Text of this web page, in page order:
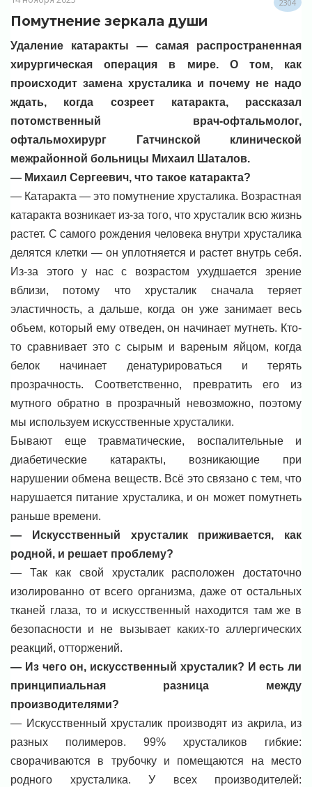
2304
Помутнение зеркала души
Удаление катаракты — самая распространенная
хирургическая операция в мире. О том, как
происходит замена хрусталика и почему не надо
ждать, когда созреет катаракта, рассказал
потомственный врач-офтальмолог,
офтальмохирург Гатчинской клинической
межрайонной больницы Михаил Шаталов.
— Михаил Сергеевич, что такое катаракта?
— Катаракта — это помутнение хрусталика. Возрастная
катаракта возникает из-за того, что хрусталик всю жизнь
растет. С самого рождения человека внутри хрусталика
делятся клетки — он уплотняется и растет внутрь себя.
Из-за этого у нас с возрастом ухудшается зрение
вблизи, потому что хрусталик сначала теряет
эластичность, а дальше, когда он уже занимает весь
объем, который ему отведен, он начинает мутнеть. Кто-
то сравнивает это с сырым и вареным яйцом, когда
белок начинает денатурироваться и терять
прозрачность. Соответственно, превратить его из
мутного обратно в прозрачный невозможно, поэтому
мы используем искусственные хрусталики.
Бывают еще травматические, воспалительные и
диабетические катаракты, возникающие при
нарушении обмена веществ. Всё это связано с тем, что
нарушается питание хрусталика, и он может помутнеть
раньше времени.
— Искусственный хрусталик приживается, как
родной, и решает проблему?
— Так как свой хрусталик расположен достаточно
изолированно от всего организма, даже от остальных
тканей глаза, то и искусственный находится там же в
безопасности и не вызывает каких-то аллергических
реакций, отторжений.
— Из чего он, искусственный хрусталик? И есть ли
принципиальная разница между
производителями?
— Искусственный хрусталик производят из акрила, из
разных полимеров. 99% хрусталиков гибкие:
сворачиваются в трубочку и помещаются на место
родного хрусталика. У всех производителей: